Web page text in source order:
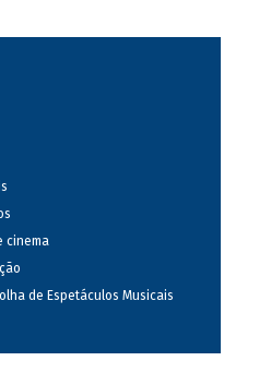
cinema
de Espetáculos Musicais